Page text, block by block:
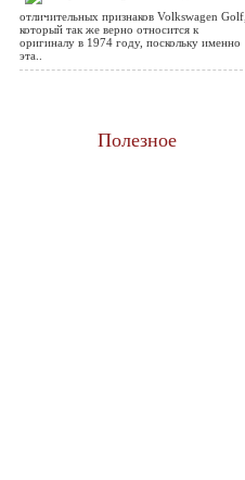
отличительных признаков Volkswagen Golf,
который так же верно относится к
оригиналу в 1974 году, поскольку именно
эта..
Полезное